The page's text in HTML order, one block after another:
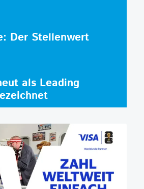
Der Stellenwert
als Leading